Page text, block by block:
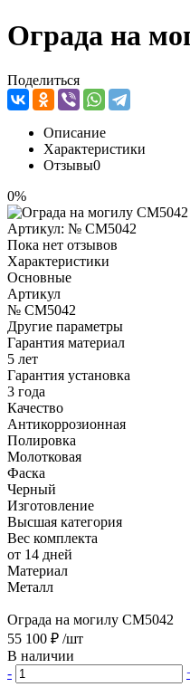
Ограда на
Поделиться
Описание
Характеристики
Отзывы0
0%
Артикул: № CM5042
Пока нет отзывов
Характеристики
Основные
Артикул
№ CM5042
Другие параметры
Гарантия материал
5 лет
Гарантия установка
3 года
Качество
Антикоррозионная
Полировка
Молотковая
Фаска
Черный
Изготовление
Высшая категория
Вес комплекта
от 14 дней
Материал
Металл
Ограда на могилу CM5042
55 100 ₽ /шт
В наличии
-